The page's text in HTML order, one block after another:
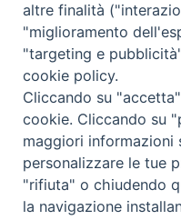
Piazza Giovene 4 –
SEGUICI SU
Facebook
Instagram
X YouTube
Feed
Privacy Policy -
altre finalità
"miglioramento
"targeting e
cookie policy.
Cliccando su
cookie. Cliccando su
maggiori
personalizzare le tue
"rifiuta" o chiudendo
la navigazione